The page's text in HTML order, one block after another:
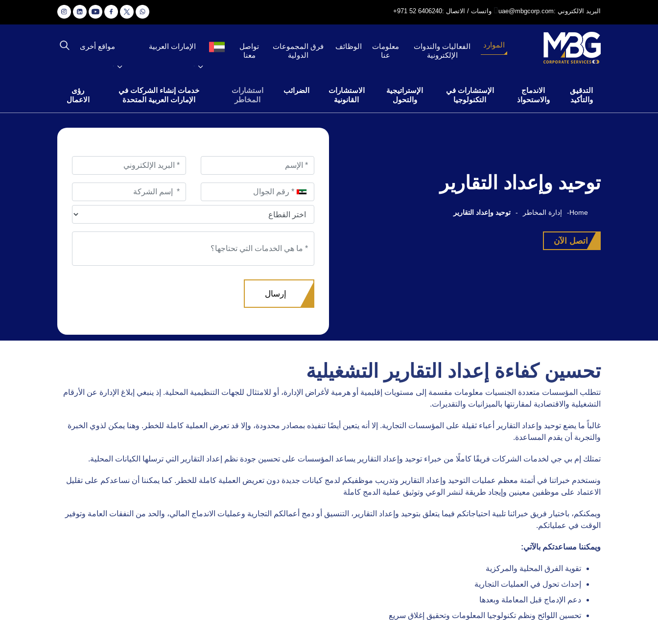
+971 52 6406240: واتسات / الاتصال uae@mbgcorp.com: البريد الالكتروني
الموارد
الفعاليات والندوات
الإلكترونية
معلومات
عنا
الوظائف
فرق المجموعات
الدولية
تواصل
معنا
الإمارات العربية مواقع أخرى
التدقيق
والتأكيد
الاندماج
والاستحواذ
الإستشارات في
التكنولوجيا
الإستراتيجية
والتحول
الاستشارات
القانونية
الضرائب
استشارات
المخاطر
خدمات إنشاء الشركات في
الإمارات العربية المتحدة
رؤى
الاعمال
توحيد وإعداد التقارير
Home
- إدارة المخاطر - توحيد وإعداد التقارير
اتصل الآن
تحسين كفاءة إعداد التقارير التشغيلية
تتطلب المؤسسات متعددة الجنسيات معلومات مقسمة إلى مستويات إقليمية أو هرمية لأغراض الإدارة، أو للامتثال للجهات التنظيمية المحلية. إذ ينبغي إبلاغ الإدارة عن الأرقام
التشغيلية والاقتصادية لمقارنتها بالميزانيات والتقديرات.
غالباً ما يضع توحيد وإعداد التقارير أعباء ثقيلة على المؤسسات التجارية. إلا أنه يتعين أيضًا تنفيذه بمصادر محدودة، وإلا قد تعرض العملية كاملة للخطر. وهنا يمكن لذوي الخبرة
والتجربة أن يقدم المساعدة.
تمتلك إم بي جي لخدمات الشركات فريقًا كاملًا من خبراء توحيد وإعداد التقارير يساعد المؤسسات على تحسين جودة نظم إعداد التقارير التي ترسلها الكيانات المحلية.
ونستخدم خبراتنا في أتمتة معظم عمليات التوحيد وإعداد التقارير وتدريب موظفيكم لدمج كيانات جديدة دون تعريض العملية كاملة للخطر. كما يمكننا أن نساعدكم على تقليل
الاعتماد على موظفين معينين وإيجاد طريقة لنشر الوعي وتوثيق عملية الدمج كاملة
ويمكنكم، باختيار فريق خبرائنا تلبية احتياجاتكم فيما يتعلق بتوحيد وإعداد التقارير، التنسيق أو دمج أعمالكم التجارية وعمليات الاندماج المالي، والحد من النفقات العامة وتوفير
الوقت في عملياتكم.
ويمكننا مساعدتكم بالآتي:
تقوية الفرق المحلية والمركزية
إحداث تحول في العمليات التجارية
دعم الإدماج قبل المعاملة وبعدها
تحسين اللوائح ونظم تكنولوجيا المعلومات وتحقيق إغلاق سريع